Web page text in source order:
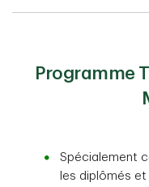
Programme
Spécialement
les diplômés et